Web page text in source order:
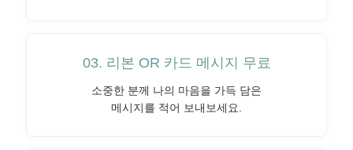
03. 리본 OR 카드 메시지 무료
소중한 분께 나의 마음을 가득 담은
메시지를 적어 보내보세요.